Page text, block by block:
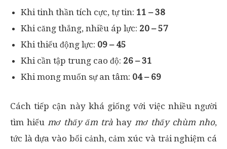
Khi tinh thần tích cực, tự tin: 11 – 38
Khi căng thẳng, nhiều áp lực: 20 – 57
Khi thiếu động lực: 09 – 45
Khi cần tập trung cao độ: 26 – 31
Khi mong muốn sự an tâm: 04 – 69
Cách tiếp cận này khá giống với việc nhiều người
tìm hiểumơ thấy ấm trà haymơ thấy chùm nho,
tức là dựa vào bối cảnh, cảm xúc và trải nghiệm cá